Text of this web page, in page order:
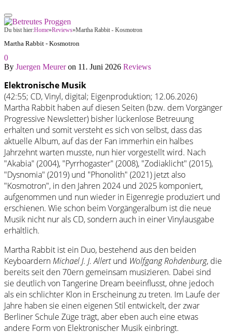
Du bist hier:Home»Reviews»Martha Rabbit - Kosmotron
Martha Rabbit - Kosmotron
0
By Juergen Meurer on 11. Juni 2026 Reviews
Elektronische Musik
(42:55; CD, Vinyl, digital; Eigenproduktion; 12.06.2026)
Martha Rabbit haben auf diesen Seiten (bzw. dem Vorgänger
Progressive Newsletter) bisher lückenlose Betreuung
erhalten und somit versteht es sich von selbst, dass das
aktuelle Album, auf das der Fan immerhin ein halbes
Jahrzehnt warten musste, nun hier vorgestellt wird. Nach
"Akabia" (2004), "Pyrrhogaster" (2008), "Zodiaklicht" (2015),
"Dysnomia" (2019) und "Phonolith" (2021) jetzt also
"Kosmotron", in den Jahren 2024 und 2025 komponiert,
aufgenommen und nun wieder in Eigenregie produziert und
erschienen. Wie schon beim Vorgängeralbum ist die neue
Musik nicht nur als CD, sondern auch in einer Vinylausgabe
erhältlich.
Martha Rabbit ist ein Duo, bestehend aus den beiden
Keyboardern Michael J. J. Allertund Wolfgang Rohdenburg, die
bereits seit den 70ern gemeinsam musizieren. Dabei sind
sie deutlich von Tangerine Dream beeinflusst, ohne jedoch
als ein schlichter Klon in Erscheinung zu treten. Im Laufe der
Jahre haben sie einen eigenen Stil entwickelt, der zwar
Berliner Schule Züge trägt, aber eben auch eine etwas
andere Form von Elektronischer Musik einbringt.